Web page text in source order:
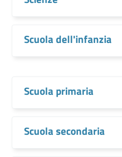
Scuola dell'infanzia
Scuola primaria
Scuola secondaria